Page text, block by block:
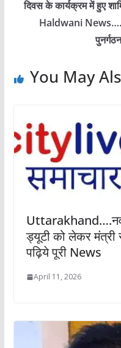
दिवस के कार्यक्रम में हुए
Haldwani
You May
ड्यूटी को लेकर
पढ़िये पूरी News
April 11, 2026